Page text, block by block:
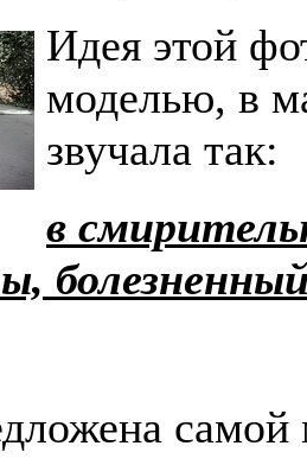
Идея этой
моделью, в
звучала так:
в
самой